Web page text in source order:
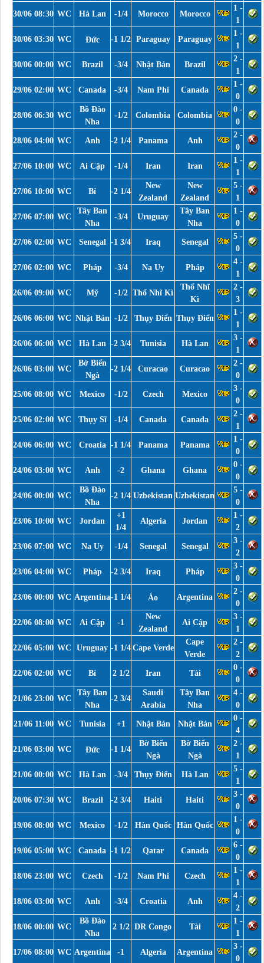
30/06 08:30 WC Hà Lan -1/4 Morocco Morocco
1 -
1
30/06 03:30 WC Đức -1 1/2 Paraguay Paraguay
1 -
1
30/06 00:00 WC Brazil -3/4 Nhật Bản Brazil
2 -
1
29/06 02:00 WC Canada -3/4 Nam Phi Canada
1 -
0
28/06 06:30 WC
Bồ Đào
Nha
-1/2 Colombia Colombia
0 -
0
28/06 04:00 WC Anh -2 1/4 Panama Anh
2 -
0
27/06 10:00 WC Ai Cập -1/4 Iran Iran
1 -
1
27/06 10:00 WC Bỉ -2 1/4
New
Zealand
New
Zealand
5 -
1
27/06 07:00 WC
Tây Ban
Nha
-3/4 Uruguay
Tây Ban
Nha
1 -
0
27/06 02:00 WC Senegal -1 3/4 Iraq Senegal
5 -
0
27/06 02:00 WC Pháp -3/4 Na Uy Pháp
4 -
1
26/06 09:00 WC Mỹ -1/2 Thổ Nhĩ Kì
Thổ Nhĩ
Kì
2 -
3
26/06 06:00 WC Nhật Bản -1/2 Thụy Điển Thụy Điển
1 -
1
26/06 06:00 WC Hà Lan -2 3/4 Tunisia Hà Lan
3 -
1
26/06 03:00 WC
Bờ Biển
Ngà
-2 1/4 Curacao Curacao
2 -
0
25/06 08:00 WC Mexico -1/2 Czech Mexico
3 -
0
25/06 02:00 WC Thụy Sĩ -1/4 Canada Canada
2 -
1
24/06 06:00 WC Croatia -1 1/4 Panama Panama
1 -
0
24/06 03:00 WC Anh -2 Ghana Ghana
0 -
0
24/06 00:00 WC
Bồ Đào
Nha
-2 1/4 Uzbekistan Uzbekistan
5 -
0
23/06 10:00 WC Jordan
+1
1/4
Algeria Jordan
1 -
2
23/06 07:00 WC Na Uy -1/4 Senegal Senegal
3 -
2
23/06 04:00 WC Pháp -2 3/4 Iraq Pháp
3 -
0
23/06 00:00 WC Argentina-1 1/4 Áo Argentina
2 -
0
22/06 08:00 WC Ai Cập -1
New
Zealand
Ai Cập
3 -
1
22/06 05:00 WC Uruguay -1 1/4 Cape Verde
Cape
Verde
2 -
2
22/06 02:00 WC Bỉ 2 1/2 Iran Tài
0 -
0
21/06 23:00 WC
Tây Ban
Nha
-2 3/4
Saudi
Arabia
Tây Ban
Nha
4 -
0
21/06 11:00 WC Tunisia +1 Nhật Bản Nhật Bản
0 -
4
21/06 03:00 WC Đức -1 1/4
Bờ Biển
Ngà
Bờ Biển
Ngà
2 -
1
21/06 00:00 WC Hà Lan -3/4 Thụy Điển Hà Lan
5 -
1
20/06 07:30 WC Brazil -2 3/4 Haiti Haiti
3 -
0
19/06 08:00 WC Mexico -1/2 Hàn Quốc Hàn Quốc
1 -
0
19/06 05:00 WC Canada -1 1/2 Qatar Canada
6 -
0
18/06 23:00 WC Czech -1/2 Nam Phi Czech
1 -
1
18/06 03:00 WC Anh -3/4 Croatia Anh
4 -
2
18/06 00:00 WC
Bồ Đào
Nha
2 1/2 DR Congo Tài
1 -
1
17/06 08:00 WC Argentina -1 Algeria Argentina
3 -
0